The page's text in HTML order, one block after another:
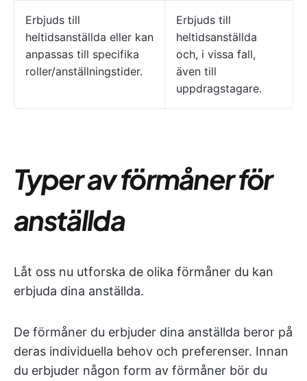
Erbjuds till
heltidsanställda eller kan
anpassas till specifika
roller/anställningstider.
Erbjuds till
heltidsanställda
och, i vissa fall,
även till
uppdragstagare.
Typer av förmåner för
anställda
Låt oss nu utforska de olika förmåner du kan
erbjuda dina anställda.
De förmåner du erbjuder dina anställda beror på
deras individuella behov och preferenser. Innan
du erbjuder någon form av förmåner bör du